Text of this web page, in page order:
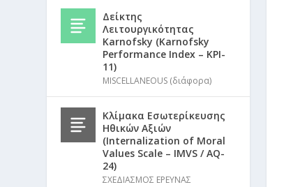
Δείκτης
Λειτουργικότητας
Karnofsky (Karnofsky
Performance Index – KPI-
11)
MISCELLANEOUS (διάφορα)
Κλίμακα Εσωτερίκευσης
Ηθικών Αξιών
(Internalization of Moral
Values Scale – IMVS / AQ-
24)
ΣΧΕΔΙΑΣΜΟΣ ΕΡΕΥΝΑΣ